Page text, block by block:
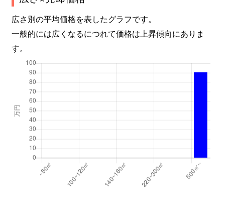
広さ別の平均価格を表したグラフです。
一般的には広くなるにつれて価格は上昇傾向にありま
す。